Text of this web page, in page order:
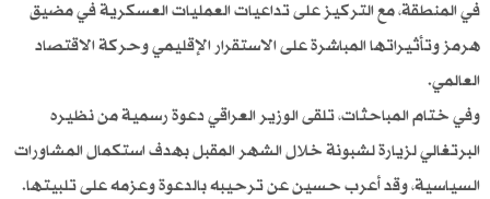
في المنطقة، مع التركيز على تداعيات العمليات العسكرية في مضيق
هرمز وتأثيراتها المباشرة على الاستقرار الإقليمي وحركة الاقتصاد
العالمي.
وفي ختام المباحثات، تلقى الوزير العراقي دعوة رسمية من نظيره
البرتغالي لزيارة لشبونة خلال الشهر المقبل بهدف استكمال المشاورات
السياسية، وقد أعرب حسين عن ترحيبه بالدعوة وعزمه على تلبيتها.